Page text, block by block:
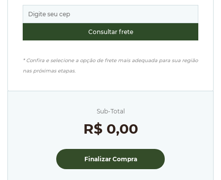
* Confira e selecione a opção de frete mais adequada para sua região
nas próximas etapas.
Sub-Total
R$ 0,00
Finalizar Compra